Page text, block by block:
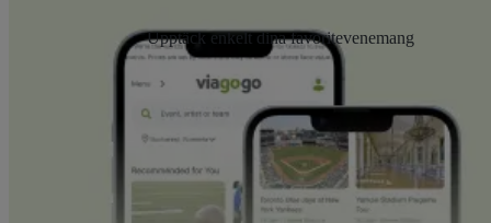
Upptäck enkelt dina favoritevenemang